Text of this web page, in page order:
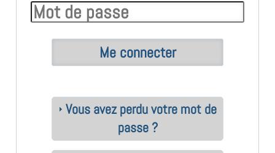
Vous avez perdu votre mot de
passe ?